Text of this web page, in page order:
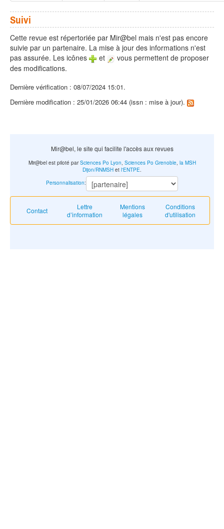
Suivi
Cette revue est répertoriée par Mir@bel mais n'est pas encore
suivie par un partenaire. La mise à jour des informations n'est
pas assurée. Les icônes
et
vous permettent de proposer
des modifications.
Dernière vérification : 08/07/2024 15:01.
Dernière modification : 25/01/2026 06:44 (issn : mise à jour).
Mir@bel, le site qui facilite l'accès aux revues
Contact
Lettre
d’information
Mentions
légales
Conditions
d'utilisation
Mir@bel est piloté parSciences Po Lyon Sciences Po Grenoble, la MSH
Dijon/RNMSH et l'ENTPE
Personnalisation: